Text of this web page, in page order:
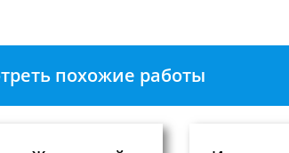
похожие работы